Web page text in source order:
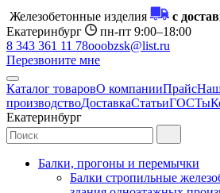
Железобетонные изделия
с
Екатеринбург
пн-пт 9:00–18:00
8 343 361 11 78ooobzsk@list.ru
Перезвоните мне
Каталог товаровО компанииПрайс
производствоДоставкаСтатьиГОСТы
Екатеринбург
Балки, прогоны и перемычки
Балки стропильные